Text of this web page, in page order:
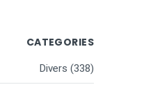
CATEGORIES
Divers (338)